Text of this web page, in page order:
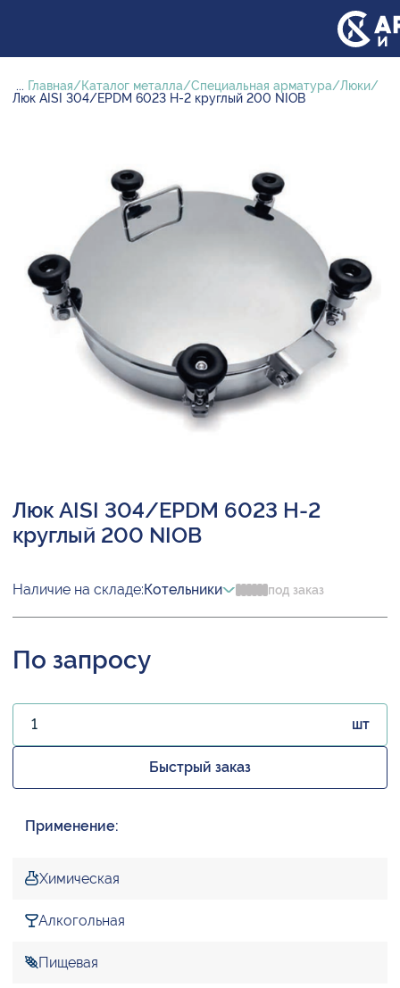
... Главная Каталог металла Специальная арматура
Люки
Люк AISI 304/EPDM 6023 H-2 круглый 200 NIOB
Люк AISI 304/EPDM 6023 H-2
круглый 200 NIOB
Наличие на складе:Котельники под заказ
По запросу
шт
Быстрый заказ
Применение:
Химическая
Алкогольная
Пищевая